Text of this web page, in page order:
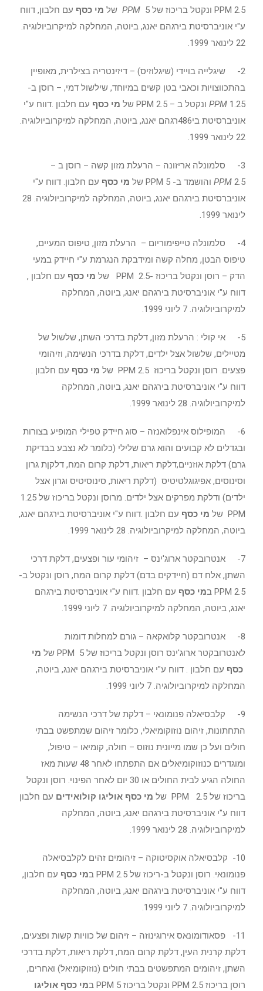
2.5 PPM ונקטל בריכוז של 5 PPM של מי כסף עם חלבון, דווח
ע"י אוניברסיטת בירגהם יאנג, ביוטה, המחלקה למיקרוביולוגיה.
22 לינואר 1999.
2- שיגלייה בויידי (שיגלוזיס) – דיזינטריה בצילרית, מאופיין
בהתכווצויות וכאבי בטן קשים במיוחד, שילשול דמי, – רוסן ב-
1.25
PPM ונקטל ב – 2.5 PPM של מי כסף עם חלבון .דווח ע"י
אוניברסיטת בי486רגהם יאנג, ביוטה, המחלקה למיקרוביולוגיה.
22 לינואר 1999.
3- סלמונלה אריזונה – הרעלת מזון קשה – רוסן ב –
2.5
PPM והושמד ב- 5 PPM של מי כסף עם חלבון. דווח ע"י
אוניברסיטת בירגהם יאנג, ביוטה, המחלקה למיקרוביולוגיה. 28
לינואר 1999.
4- סלמונלה טייפימוריום – הרעלת מזון, טיפוס המעיים,
טיפוס הבטן, מחלה קשה ומידבקת הנגרמת ע"י חיידק במעי
הדק – רוסן ונקטל בריכוז -2.5 PPM של
מי כסף עם חלבון ,
דווח ע"י אוניברסיטת בירגהם יאנג, ביוטה, המחלקה
למיקרוביולוגיה. 7 ליוני 1999.
5- אי קולי : הרעלת מזון, דלקת בדרכי השתן, שלשול של
מטיילים, שלשול אצל ילדים, דלקת בדרכי הנשימה, וזיהומי
פצעים. רוסן ונקטל בריכוז 2.5 PPM של
מי כסף עם חלבון .
דווח ע"י אוניברסיטת בירגהם יאנג, ביוטה, המחלקה
למיקרוביולוגיה. 28 לינואר 1999.
6- המופילוס אינפלואנזה – סוג חיידק טפילי המופיע בצורות
ובגדלים לא קבועים והוא גרם שלילי (כלומר לא נצבע בבדיקת
גרם) דלקת אוזניים,דלקת ריאות, דלקת קרום המח, דלקןת גרון
וסינוסים, אפיגוגלטיטיס (דלקת ריאות, סינוסיטיס וגרון אצל
ילדים) ודלקת מפרקים אצל ילדים. מרוסן ונקטל בריכוז של 1.25
PPM של
מי כסף עם חלבון .דווח ע"י אוניברסיטת בירגהם יאנג,
ביוטה, המחלקה למיקרוביולוגיה. 28 לינואר 1999.
7- אנטרובקטר ארוג'ינס – זיהומי עור ופצעים, דלקת דרכי
השתן, אלח דם (חיידקים בדם) דלקת קרום המח, רוסן ונקטל ב-
2.5 PPM ב
מי כסף עם חלבון .דווח ע"י אוניברסיטת בירגהם
יאנג, ביוטה, המחלקה למיקרוביולוגיה. 7 ליוני 1999.
8- אנטרובקטר קלואקאה – גורם למחלות דומות
לאנטרובקטר ארוג'ינס רוסן ונקטל בריכוז של 5 PPM של
מי
כסף עם חלבון . דווח ע"י אוניברסיטת בירגהם יאנג, ביוטה,
המחלקה למיקרוביולוגיה. 7 ליוני 1999.
9- קלבסיאלה פנומונאי – דלקת של דרכי הנשימה
התחתונות, זיהום נוזוקומיאלי, כלומר זיהום שמתפשט בבתי
חולים ועל כן שמו מייונית נוזוס – חולה, קומיאו – טיפול,
ומוגדרים כנוזוקומיאלים אם התפתחו לאחר 48 שעות מאז
החולה הגיע לבית החולים או 30 יום לאחר הפינוי. רוסן ונקטל
בריכוז של 2.5 PPM של
מי כסף אוליגו קולואידים עם חלבון
דווח ע"י אוניברסיטת בירגהם יאנג, ביוטה, המחלקה
למיקרוביולוגיה. 28 לינואר 1999.
10- קלבסיאלה אוקסיטוקה – זיהומים זהים לקלבסיאלה
פנומונאי. רוסן ונקטל ב-ריכוז של 2.5 PPM ב
מי כסף עם חלבון,
דווח ע"י אוניברסיטת בירגהם יאנג, ביוטה, המחלקה
למיקרוביולוגיה. 7 ליוני 1999.
11- פסאודומונאס אירוגינוזה – זיהום של כוויות קשות ופצעים,
דלקת קרנית העין, דלקת קרום המח, דלקת ריאות, דלקת בדרכי
השתן, זיהומים המתפשטים בבתי חולים (נוזוקומיאל) ואחרים,
רוסן בריכוז 2.5 PPM ונקטל בריכוז 5 PPM ב
מי כסף אוליגו